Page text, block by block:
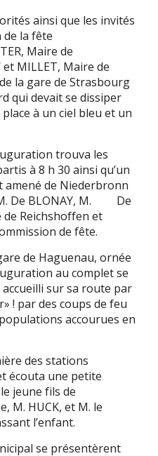
ainsi que les invités
de la fête
Maire de
MILLET, Maire de
la gare de Strasbourg
qui devait se dissiper
à un ciel bleu et un
trouva les
à 8 h 30 ainsi qu’un
amené de Niederbronn
De BLONAY, M. De
de Reichshoffen et
de fête.
de Haguenau, ornée
au complet se
sur sa route par
! par des coups de feu
accourues en
des stations
écouta une petite
jeune fils de
M. HUCK, et M. le
l’enfant.
se présentèrent